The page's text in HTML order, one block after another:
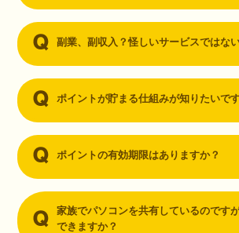
副業、副収入？怪しいサービスではな
ポイントが貯まる仕組みが知りたいで
ポイントの有効期限はありますか？
家族でパソコンを共有しているのです
できますか？